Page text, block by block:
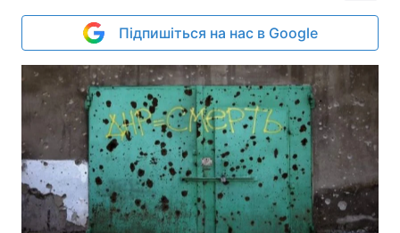
Підпишіться на нас в Google